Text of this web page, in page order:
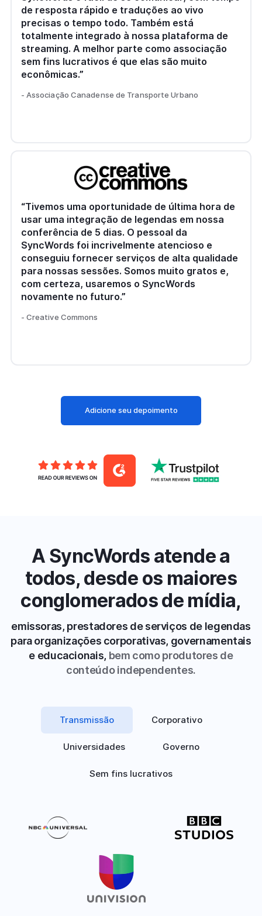
de resposta rápido e traduções ao vivo
precisas o tempo todo. Também está
totalmente integrado à nossa plataforma de
streaming. A melhor parte como associação
sem fins lucrativos é que elas são muito
econômicas.”
- Associação Canadense de Transporte Urbano
“Tivemos uma oportunidade de última hora de
usar uma integração de legendas em nossa
conferência de 5 dias. O pessoal da
SyncWords foi incrivelmente atencioso e
conseguiu fornecer serviços de alta qualidade
para nossas sessões. Somos muito gratos e,
com certeza, usaremos o SyncWords
novamente no futuro.”
- Creative Commons
Adicione seu depoimento
A SyncWords atende a
todos, desde os maiores
conglomerados de mídia,
emissoras, prestadores de serviços de legendas
para organizações corporativas, governamentais
e educacionais, bem como produtores de
conteúdo independentes.
Transmissão Corporativo
Universidades Governo
Sem fins lucrativos